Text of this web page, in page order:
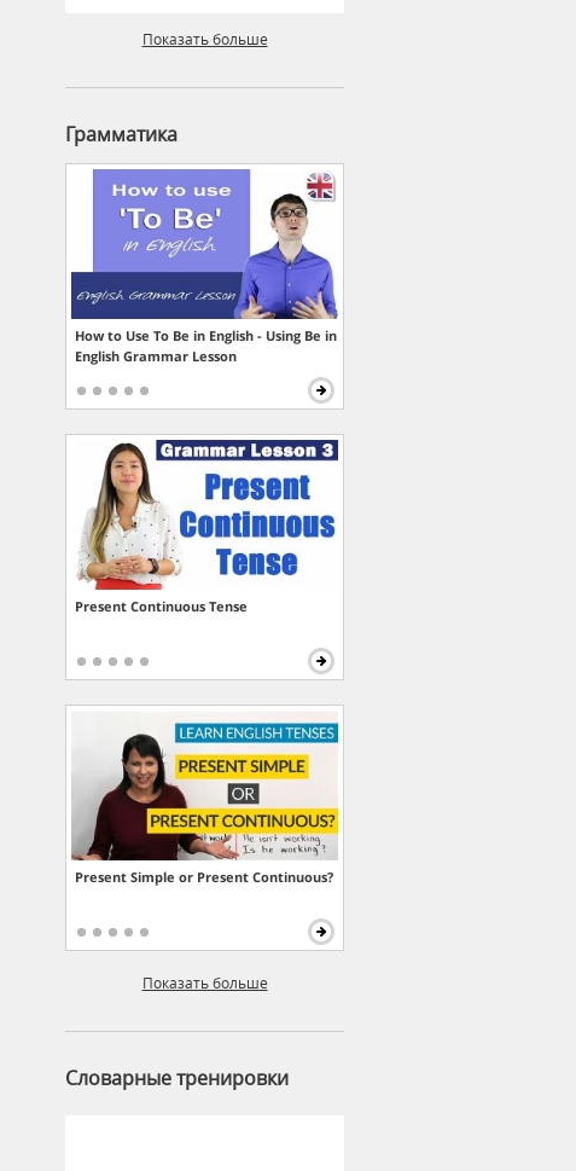
Показать больше
Грамматика
How to Use To Be in English - Using Be in
English Grammar Lesson
Present Continuous Tense
Present Simple or Present Continuous?
Показать больше
Словарные тренировки